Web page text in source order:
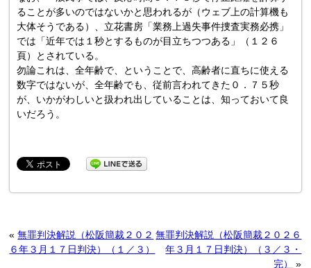
ることが多いのではないかと思われるが（ウェブ上の計算機も
大体そうである）、立花書房「業務上過失事件捜査実務必携」
では「近年では１秒とするものが目立ちつつある」（１２６
頁）とされている。
勿論これは、全年齢で、ということで、高齢者に直ちに使える
数字ではないが、全年齢でも、従前言われてきた０．７５秒
が、いかがわしいと扱われ出していることは、知っておいて良
いだろう。
«無罪判決解説（松阪簡裁２０２
６年３月１７日判決）（１／３）
無罪判決解説（松阪簡裁２０２６
年３月１７日判決）（３／３・
完）
»